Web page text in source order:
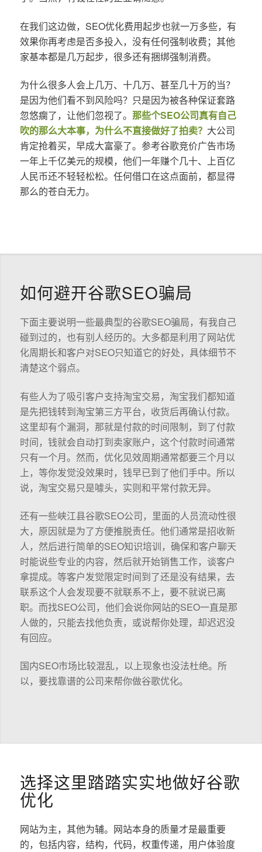
在我们这边做，SEO优化费用起步也就一万多些，有
效果你再考虑是否多投入，没有任何强制收费；其他
家基本都是几万起步，很多还有捆绑强制消费。
为什么很多人会上几万、十几万、甚至几十万的当？
是因为他们看不到风险吗？只是因为被各种保证套路
忽悠瘸了，让他们忽视了。 那些个SEO公司真有自己
吹的那么大本事，为什么不直接做好了拍卖？ 大公司
肯定抢着买，早成大富豪了。参考谷歌竞价广告市场
一年上千亿美元的规模，他们一年赚个几十、上百亿
人民币还不轻轻松松。任何借口在这点面前，都显得
那么的苍白无力。
如何避开谷歌SEO骗局
下面主要说明一些最典型的谷歌SEO骗局，有我自己
碰到过的，也有别人经历的。大多都是利用了网站优
化周期长和客户对SEO只知道它的好处，具体细节不
清楚这个弱点。
有些人为了吸引客户支持淘宝交易，淘宝我们都知道
是先把钱转到淘宝第三方平台，收货后再确认付款。
这里却有个漏洞，那就是付款的时间限制，到了付款
时间，钱就会自动打到卖家账户，这个付款时间通常
只有一个月。然而，优化见效周期通常都要三个月以
上，等你发觉没效果时，钱早已到了他们手中。所以
说，淘宝交易只是噱头，实则和平常付款无异。
还有一些峡江县谷歌SEO公司，里面的人员流动性很
大，原因就是为了方便推脱责任。他们通常是招收新
人，然后进行简单的SEO知识培训，确保和客户聊天
时能说些专业的内容，然后就开始销售工作，谈客户
拿提成。等客户发觉限定时间到了还是没有结果，去
联系这个人会发现要不就联系不上，要不就说已离
职。而找SEO公司，他们会说你网站的SEO一直是那
人做的，只能去找他负责，或说帮你处理，却迟迟没
有回应。
国内SEO市场比较混乱，以上现象也没法杜绝。所
以，要找靠谱的公司来帮你做谷歌优化。
选择这里踏踏实实地做好谷歌
优化
网站为主，其他为辅。网站本身的质量才是最重要
的，包括内容，结构，代码，权重传递，用户体验度